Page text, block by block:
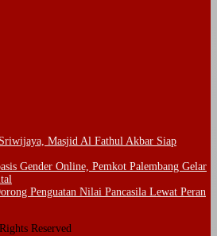
Masjid Al Fathul Akbar Siap
Gender Online, Pemkot Palembang Gelar
Penguatan Nilai Pancasila Lewat Peran
Reserved